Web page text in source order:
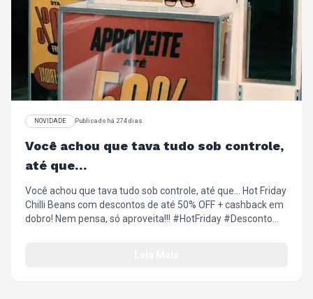
NOVIDADE Publicado há 274 dias
Você achou que tava tudo sob controle,
até que…
Você achou que tava tudo sob controle, até que… Hot Friday
Chilli Beans com descontos de até 50% OFF + cashback em
dobro! Nem pensa, só aproveita!!! #HotFriday #Desconto